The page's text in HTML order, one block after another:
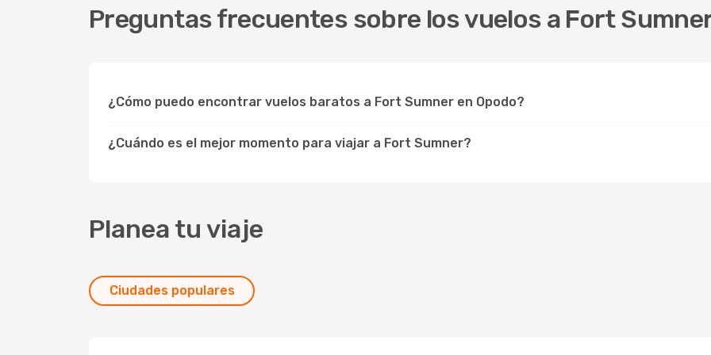
Preguntas frecuentes sobre los vuelos a Fort
¿Cómo puedo encontrar vuelos baratos a Fort Sumner en Opodo?
¿Cuándo es el mejor momento para viajar a Fort Sumner?
Planea tu viaje
Ciudades populares